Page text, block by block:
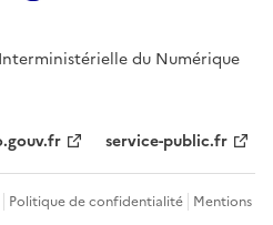
du Numérique
service-public.fr
Politique de confidentialité Mentions